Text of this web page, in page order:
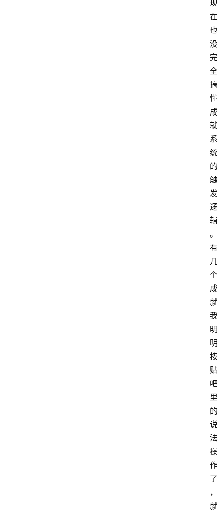
现
在
也
没
完
全
搞
懂
成
就
系
统
的
触
发
逻
辑
。
有
几
个
成
就
我
明
明
按
贴
吧
里
的
说
法
操
作
了
，
就